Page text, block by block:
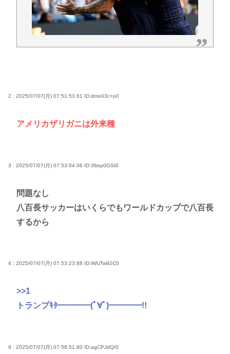
2 : 2025/07/07(月) 07:51:53.61 ID:dmo03c+p0
アメリカザリガニは外来種
3 : 2025/07/07(月) 07:53:04.06 ID:38ep0GSt0
問題なし
八百長サッカーはいくらでもワールドカップで八百長
するから
4 : 2025/07/07(月) 07:53:23.88 ID:iWUTw92C0
>>1
トランプｷﾀ━━━━(ﾟ∀ﾟ)━━━━!!
9 : 2025/07/07(月) 07:58:51.80 ID:agCPJdQ/0